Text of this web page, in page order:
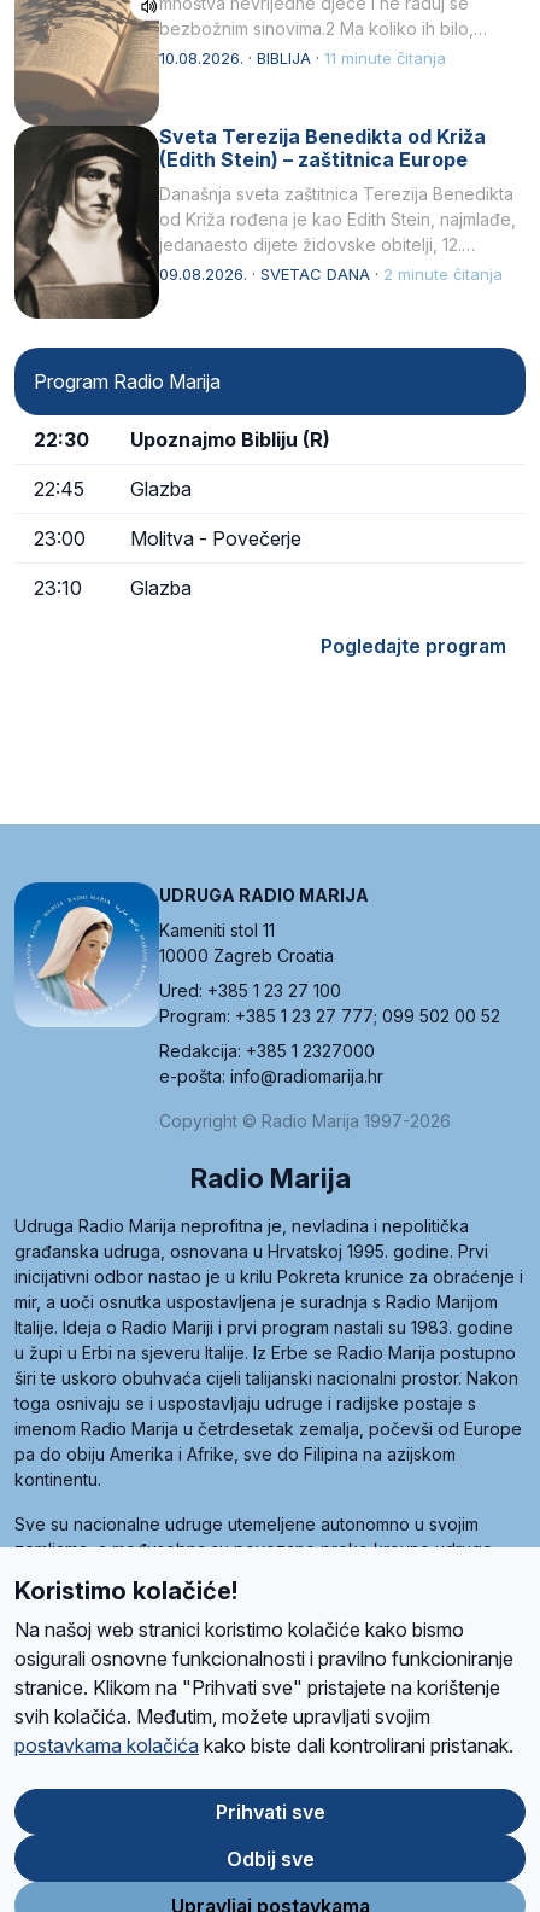
bezbožnim sinovima.2 Ma koliko ih bilo,…
10.08.2026. · BIBLIJA · 11 minute čitanja
Sveta Terezija Benedikta od Križa
(Edith Stein) – zaštitnica Europe
Današnja sveta zaštitnica Terezija Benedikta
od Križa rođena je kao Edith Stein, najmlađe,
jedanaesto dijete židovske obitelji, 12.
listopada 1891, u Wrocławu…
09.08.2026. · SVETAC DANA · 2 minute čitanja
Program Radio Marija
22:30 Upoznajmo Bibliju (R)
22:45 Glazba
23:00 Molitva - Povečerje
23:10 Glazba
Pogledajte program
UDRUGA RADIO MARIJA
Kameniti stol 11
10000 Zagreb Croatia
Ured: +385 1 23 27 100
Program: +385 1 23 27 777; 099 502 00 52
Redakcija: +385 1 2327000
e-pošta: info@radiomarija.hr
Copyright © Radio Marija 1997-2026
Radio Marija
Udruga Radio Marija neprofitna je, nevladina i nepolitička
građanska udruga, osnovana u Hrvatskoj 1995. godine. Prvi
inicijativni odbor nastao je u krilu Pokreta krunice za obraćenje i
mir, a uoči osnutka uspostavljena je suradnja s Radio Marijom
Italije. Ideja o Radio Mariji i prvi program nastali su 1983. godine
u župi u Erbi na sjeveru Italije. Iz Erbe se Radio Marija postupno
širi te uskoro obuhvaća cijeli talijanski nacionalni prostor. Nakon
toga osnivaju se i uspostavljaju udruge i radijske postaje s
imenom Radio Marija u četrdesetak zemalja, počevši od Europe
pa do obiju Amerika i Afrike, sve do Filipina na azijskom
kontinentu.
Sve su nacionalne udruge utemeljene autonomno u svojim
zemljama, a međusobna su povezane preko krovne udruge
Radio Maria). Svjetsku obitelj utemeljilo je sedam članica, među
kojima je i hrvatska Udruga Radio Marija.
O namaRadio ProgramVolonteriPrijateljiKontaktPravila privatnosti
Ova stranica je zaštićena Google reCAPTCHA sustavom
Store
Google
Play
Koristimo kolačiće!
Na našoj web stranici koristimo kolačiće kako bismo
osigurali osnovne funkcionalnosti i pravilno funkcioniranje
stranice. Klikom na "Prihvati sve" pristajete na korištenje
svih kolačića. Međutim, možete upravljati svojim
postavkama kolačića kako biste dali kontrolirani pristanak.
Prihvati sve
Odbij sve
Upravljaj postavkama